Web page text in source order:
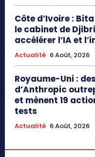
Côte d’Ivoire :
le cabinet de
accélérer l’IA et
Actualité 6 Août, 2026
Royaume-Uni :
d’Anthropic
et mènent 19
tests
Actualité 6 Août, 2026